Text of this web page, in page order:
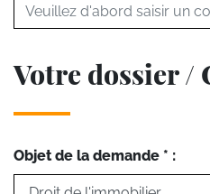
Votre dossier /
Objet de la demande * :